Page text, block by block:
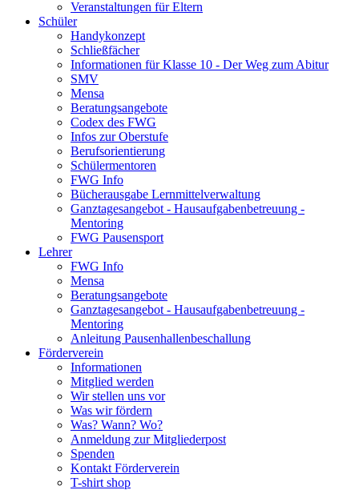
Veranstaltungen für Eltern
Schüler
Handykonzept
Schließfächer
Informationen für Klasse 10 - Der Weg zum Abitur
SMV
Mensa
Beratungsangebote
Codex des FWG
Infos zur Oberstufe
Berufsorientierung
Schülermentoren
FWG Info
Bücherausgabe Lernmittelverwaltung
Ganztagesangebot - Hausaufgabenbetreuung -
Mentoring
FWG Pausensport
Lehrer
FWG Info
Mensa
Beratungsangebote
Ganztagesangebot - Hausaufgabenbetreuung -
Mentoring
Anleitung Pausenhallenbeschallung
Förderverein
Informationen
Mitglied werden
Wir stellen uns vor
Was wir fördern
Was? Wann? Wo?
Anmeldung zur Mitgliederpost
Spenden
Kontakt Förderverein
T-shirt shop